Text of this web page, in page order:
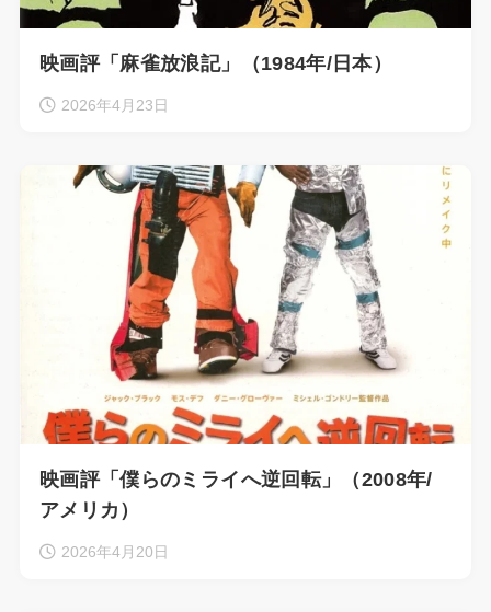
映画評「麻雀放浪記」（1984年/日本）
2026年4月23日
映画評「僕らのミライへ逆回転」（2008年/
アメリカ）
2026年4月20日